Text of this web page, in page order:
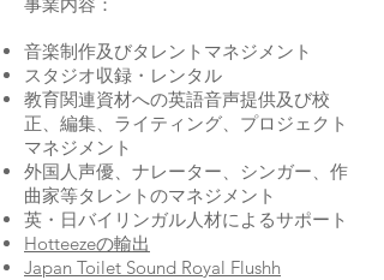
音楽制作及びタレントマネジメント
スタジオ収録・レンタル
教育関連資材への英語音声提供及び校
正、編集、ライティング、プロジェクト
マネジメント
外国人声優、ナレーター、シンガー、作
曲家等タレントのマネジメント
英・日バイリンガル人材によるサポート
Hotteezeの輸出
Japan Toilet Sound Royal Flushh